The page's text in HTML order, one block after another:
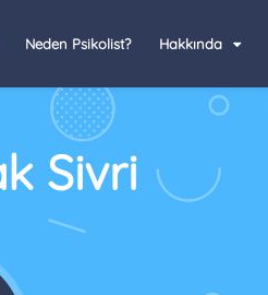
Neden Psikolist? Hakkında
Sivri